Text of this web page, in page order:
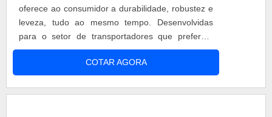
oferece ao consumidor a durabilidade, robustez e
leveza, tudo ao mesmo tempo. Desenvolvidas
para o setor de transportadores que preferem
utilizar uma mesa com maiores dimensões,
disponibilizando mais área de superfície de carga
e espaço para ser manuseado pelos operadores.
COTAR AGORA